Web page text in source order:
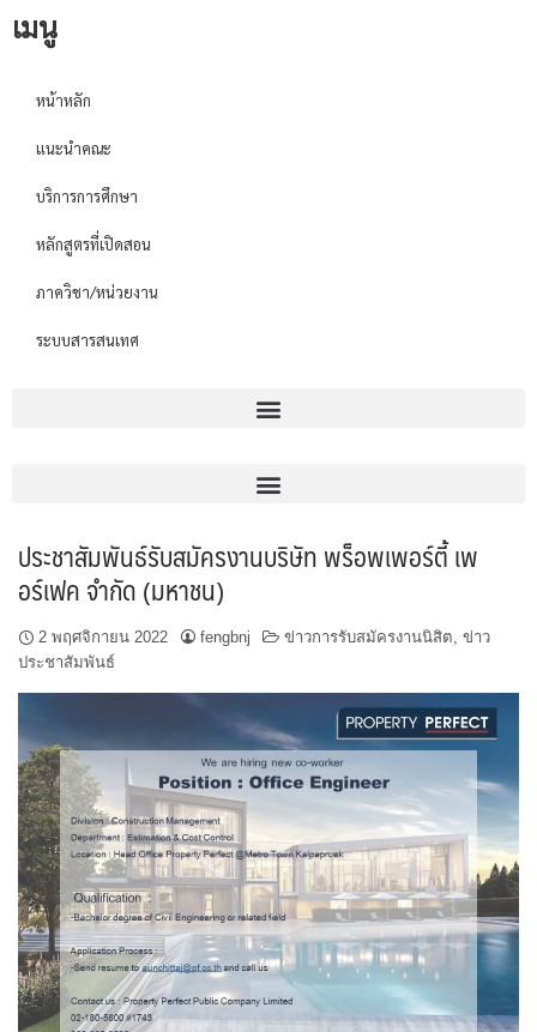
เมนู
หน้าหลัก
แนะนำคณะ
บริการการศึกษา
หลักสูตรที่เปิดสอน
ภาควิชา/หน่วยงาน
ระบบสารสนเทศ
ประชาสัมพันธ์รับสมัครงานบริษัท พร็อพเพอร์ตี้ เพ
อร์เฟค จำกัด (มหาชน)
2 พฤศจิกายน 2022 fengbnj ข่าวการรับสมัครงานนิสิต, ข่าว
ประชาสัมพันธ์